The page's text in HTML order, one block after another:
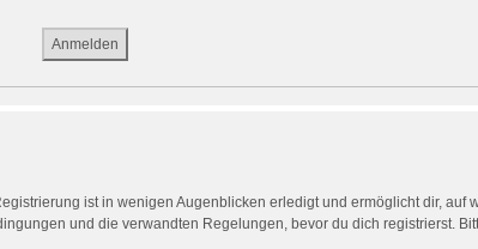
ist in wenigen Augenblicken erledigt und ermöglicht dir,
und die verwandten Regelungen, bevor du dich registrierst.